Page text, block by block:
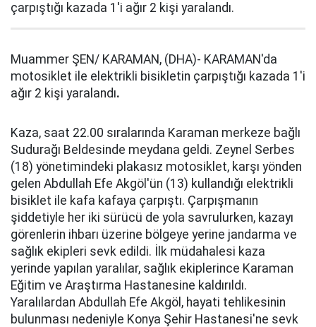
çarpıştığı kazada 1'i ağır 2 kişi yaralandı.
Muammer ŞEN/ KARAMAN, (DHA)- KARAMAN'da
motosiklet ile elektrikli bisikletin çarpıştığı kazada 1'i
ağır 2 kişi yaralandı.
Kaza, saat 22.00 sıralarında Karaman merkeze bağlı
Sudurağı Beldesinde meydana geldi. Zeynel Serbes
(18) yönetimindeki plakasız motosiklet, karşı yönden
gelen Abdullah Efe Akgöl'ün (13) kullandığı elektrikli
bisiklet ile kafa kafaya çarpıştı. Çarpışmanın
şiddetiyle her iki sürücü de yola savrulurken, kazayı
görenlerin ihbarı üzerine bölgeye yerine jandarma ve
sağlık ekipleri sevk edildi. İlk müdahalesi kaza
yerinde yapılan yaralılar, sağlık ekiplerince Karaman
Eğitim ve Araştırma Hastanesine kaldırıldı.
Yaralılardan Abdullah Efe Akgöl, hayati tehlikesinin
bulunması nedeniyle Konya Şehir Hastanesi'ne sevk